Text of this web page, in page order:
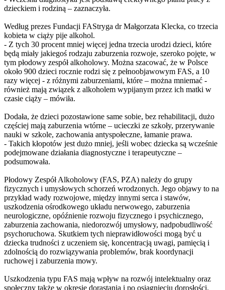
dzieckiem i rodziną – zaznaczyła.
Według prezes Fundacji FAStryga dr Małgorzata Klecka, co trzecia
kobieta w ciąży pije alkohol.
- Z tych 30 procent mniej więcej jedna trzecia urodzi dzieci, które
będą miały jakiegoś rodzaju zaburzenia rozwoje, szeroko pojęte, w
tym płodowy zespół alkoholowy. Można szacować, że w Polsce
około 900 dzieci rocznie rodzi się z pełnoobjawowym FAS, a 10
razy więcej - z różnymi zaburzeniami, które – można mniemać -
również mają związek z alkoholem wypijanym przez ich matki w
czasie ciąży – mówiła.
Dodała, że dzieci pozostawione same sobie, bez rehabilitacji, dużo
częściej mają zaburzenia wtórne – ucieczki ze szkoły, przerywanie
nauki w szkole, zachowania antyspołeczne, łamanie prawa.
- Takich kłopotów jest dużo mniej, jeśli wobec dziecka są wcześnie
podejmowane działania diagnostyczne i terapeutyczne –
podsumowała.
Płodowy Zespół Alkoholowy (FAS, PZA) należy do grupy
fizycznych i umysłowych schorzeń wrodzonych. Jego objawy to na
przykład wady rozwojowe, między innymi serca i stawów,
uszkodzenia ośrodkowego układu nerwowego, zaburzenia
neurologiczne, opóźnienie rozwoju fizycznego i psychicznego,
zaburzenia zachowania, niedorozwój umysłowy, nadpobudliwość
psychoruchowa. Skutkiem tych nieprawidłowości mogą być u
dziecka trudności z uczeniem się, koncentracją uwagi, pamięcią i
zdolnością do rozwiązywania problemów, brak koordynacji
ruchowej i zaburzenia mowy.
Uszkodzenia typu FAS mają wpływ na rozwój intelektualny oraz
społeczny także w okresie dorastania i po osiągnięciu dorosłości.